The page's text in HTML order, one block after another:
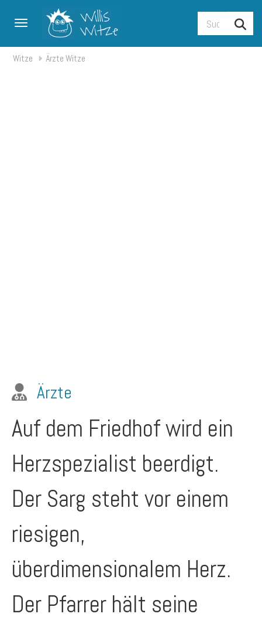
Toggle navigation
Witze Ärzte Witze
Ärzte
Auf dem Friedhof wird ein
Herzspezialist beerdigt.
Der Sarg steht vor einem
riesigen,
überdimensionalem Herz.
Der Pfarrer hält seine